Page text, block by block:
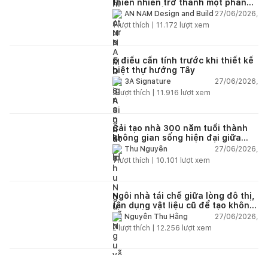
thiên nhiên trở thành một phần
của cuộc sống
AN NAM Design and Build 27/06/2026,
1lượt thích | 11.172 lượt xem
5 điều cần tính trước khi thiết kế
biệt thự hướng Tây
3A Signature
27/06/2026,
2lượt thích | 11.916 lượt xem
Cải tạo nhà 300 năm tuổi thành
không gian sống hiện đại giữa
thiên nhiên
Thu Nguyễn
27/06/2026,
1lượt thích | 10.101 lượt xem
Ngôi nhà tái chế giữa lòng đô thị,
tận dụng vật liệu cũ để tạo không
gian sống linh hoạt
Nguyễn Thu Hằng
27/06/2026,
2lượt thích | 12.256 lượt xem